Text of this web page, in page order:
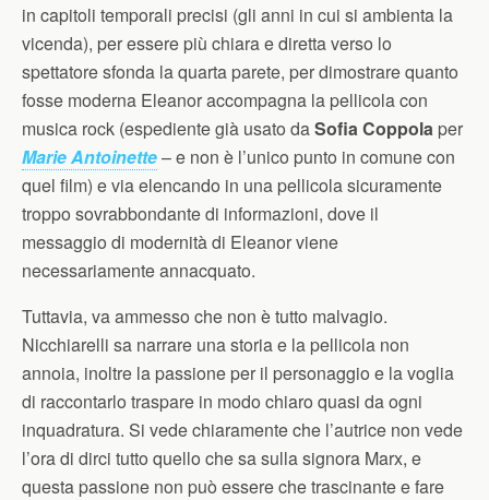
in capitoli temporali precisi (gli anni in cui si ambienta la
vicenda), per essere più chiara e diretta verso lo
spettatore sfonda la quarta parete, per dimostrare quanto
fosse moderna Eleanor accompagna la pellicola con
musica rock (espediente già usato daSofia Coppola per
Marie Antoinette– e non è l’unico punto in comune con
quel film) e via elencando in una pellicola sicuramente
troppo sovrabbondante di informazioni, dove il
messaggio di modernità di Eleanor viene
necessariamente annacquato.
Tuttavia, va ammesso che non è tutto malvagio.
Nicchiarelli sa narrare una storia e la pellicola non
annoia, inoltre la passione per il personaggio e la voglia
di raccontarlo traspare in modo chiaro quasi da ogni
inquadratura. Si vede chiaramente che l’autrice non vede
l’ora di dirci tutto quello che sa sulla signora Marx, e
questa passione non può essere che trascinante e fare